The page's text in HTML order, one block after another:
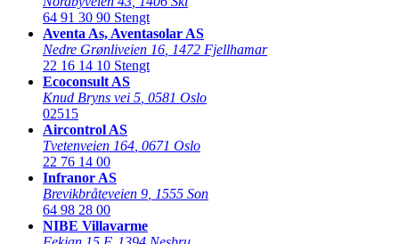
64 91 30 90 Stengt
Aventa As, Aventasolar AS
Nedre Grønliveien 16 1472 Fjellhamar
22 16 14 10 Stengt
Ecoconsult AS
Knud Bryns vei 5 0581 Oslo
02515
Aircontrol AS
Tvetenveien 164 0671 Oslo
22 76 14 00
Infranor AS
Brevikbråteveien 9 1555 Son
64 98 28 00
NIBE Villavarme